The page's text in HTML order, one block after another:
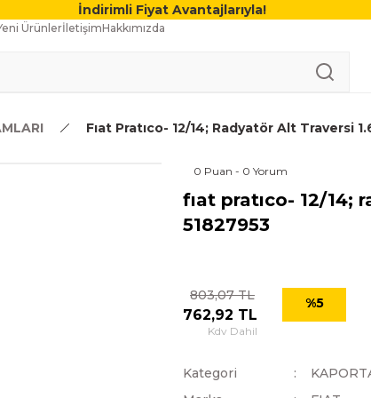
İndirimli Fiyat Avantajlarıyla!
ÜrünlerİletişimHakkımızda
Fıat Pratıco- 12/14; Radyatör Alt Traversi
0 Puan - 0 Yorum
fıat pratıco- 12/14;
51827953
803,07 TL
762,92 TL
Kdv Dahil
%5
Kategori